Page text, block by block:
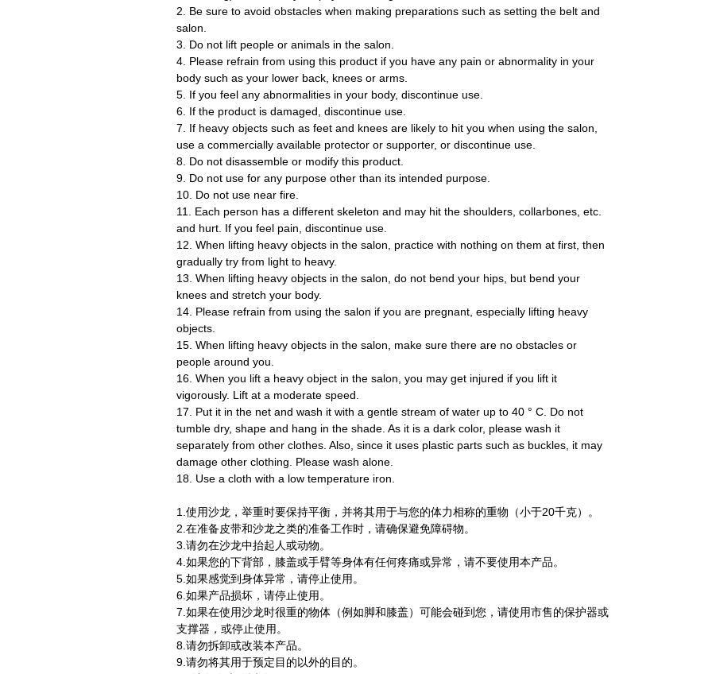
2. Be sure to avoid obstacles when making preparations such as setting the belt and
salon.
3. Do not lift people or animals in the salon.
4. Please refrain from using this product if you have any pain or abnormality in your
body such as your lower back, knees or arms.
5. If you feel any abnormalities in your body, discontinue use.
6. If the product is damaged, discontinue use.
7. If heavy objects such as feet and knees are likely to hit you when using the salon,
use a commercially available protector or supporter, or discontinue use.
8. Do not disassemble or modify this product.
9. Do not use for any purpose other than its intended purpose.
10. Do not use near fire.
11. Each person has a different skeleton and may hit the shoulders, collarbones, etc.
and hurt. If you feel pain, discontinue use.
12. When lifting heavy objects in the salon, practice with nothing on them at first, then
gradually try from light to heavy.
13. When lifting heavy objects in the salon, do not bend your hips, but bend your
knees and stretch your body.
14. Please refrain from using the salon if you are pregnant, especially lifting heavy
objects.
15. When lifting heavy objects in the salon, make sure there are no obstacles or
people around you.
16. When you lift a heavy object in the salon, you may get injured if you lift it
vigorously. Lift at a moderate speed.
17. Put it in the net and wash it with a gentle stream of water up to 40 ° C. Do not
tumble dry, shape and hang in the shade. As it is a dark color, please wash it
separately from other clothes. Also, since it uses plastic parts such as buckles, it may
damage other clothing. Please wash alone.
18. Use a cloth with a low temperature iron.
1.使用沙龙，举重时要保持平衡，并将其用于与您的体力相称的重物（小于20千克）。
2.在准备皮带和沙龙之类的准备工作时，请确保避免障碍物。
3.请勿在沙龙中抬起人或动物。
4.如果您的下背部，膝盖或手臂等身体有任何疼痛或异常，请不要使用本产品。
5.如果感觉到身体异常，请停止使用。
6.如果产品损坏，请停止使用。
7.如果在使用沙龙时很重的物体（例如脚和膝盖）可能会碰到您，请使用市售的保护器或
支撑器，或停止使用。
8.请勿拆卸或改装本产品。
9.请勿将其用于预定目的以外的目的。